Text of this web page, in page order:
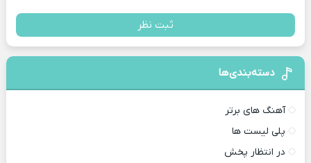
ثبت نظر
دسته‌بندی‌ها
آهنگ های برتر
پلی لیست ها
در انتظار پخش